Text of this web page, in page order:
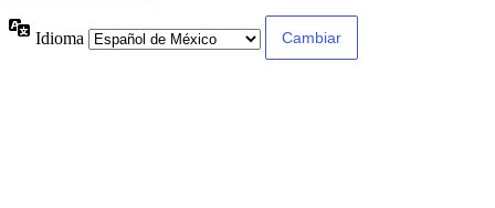
Idioma